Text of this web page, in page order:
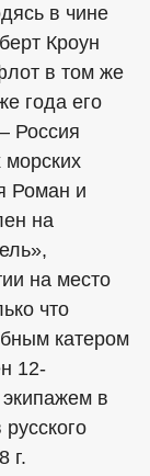
в чине
Кроун
в том же
года его
Россия
Роман и
на
на место
что
катером
12-
в
г.